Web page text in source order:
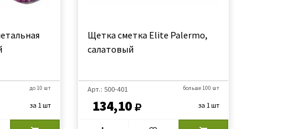
до 10 шт
за 1 шт
Щетка сметка Elite Palermo,
салатовый
Арт.: 500-401
134,10
больше 100 шт
за 1 шт